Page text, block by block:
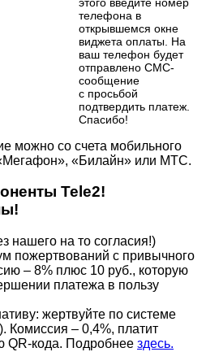
телефона в
открывшемся окне
виджета оплаты. На
ваш телефон будет
отправлено СМС-
сообщение
с просьбой
подтвердить платеж.
Cпасибо!
можно со счета мобильного
«Билайн» или МТС.
Tele2!
нашего на то согласия!)
пожертвований с привычного
– 8% плюс 10 руб., которую
платежа в пользу
жертвуйте по cистеме
– 0,4%, платит
кода. Подробнее здесь.